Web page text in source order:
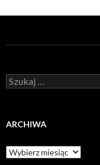
Szukaj:
ARCHIWA
Archiwa